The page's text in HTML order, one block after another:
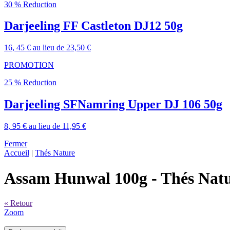
30 % Reduction
Darjeeling FF Castleton DJ12 50g
16, 45 € au lieu de 23,50 €
PROMOTION
25 % Reduction
Darjeeling SFNamring Upper DJ 106 50g
8, 95 € au lieu de 11,95 €
Fermer
Accueil | Thés Nature
Assam Hunwal 100g - Thés
« Retour
Zoom